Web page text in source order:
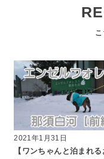
2021年1月31日
【ワンちゃんと泊まれる